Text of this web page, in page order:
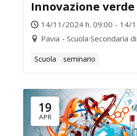
Innovazione verde
14/11/2024 h. 09:00 - 14/
Pavia - Scuola Secondaria
Scuola seminario
19
APR